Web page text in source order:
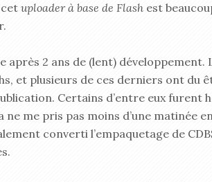
uploader à base de Flash est
après 2 ans de (lent)
et plusieurs de ces derniers ont du
Certains d’entre eux furent
ne me pris pas moins d’une matinée
converti l’empaquetage de